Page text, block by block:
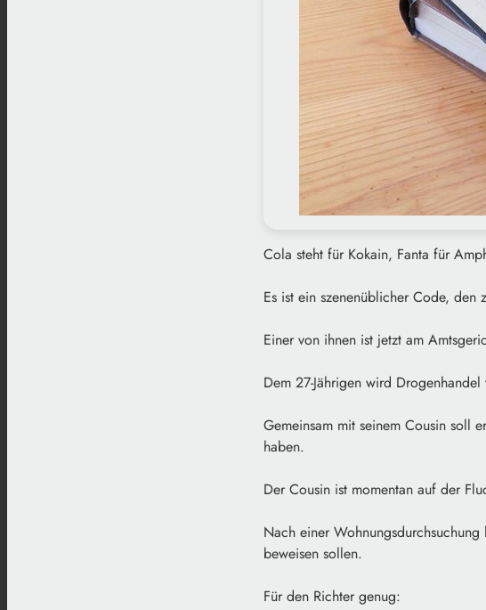
Cola steht für Kokain, Fanta für
Es ist ein szenenüblicher Code,
Einer von ihnen ist jetzt am
Dem 27-Jährigen wird
Gemeinsam mit seinem Cousin soll
haben.
Der Cousin ist momentan auf der
Nach einer
beweisen sollen.
Für den Richter genug: